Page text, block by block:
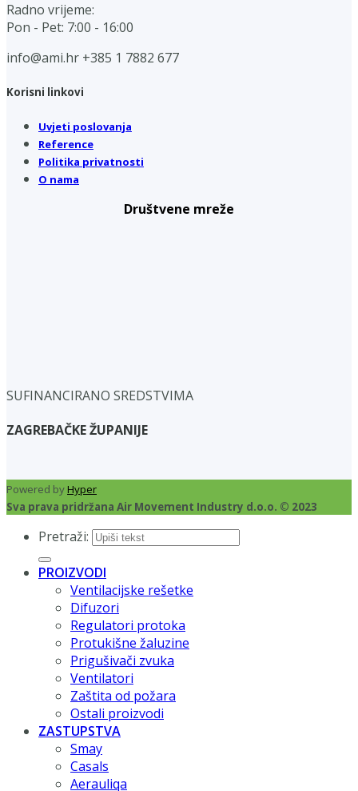
Radno vrijeme:
Pon - Pet: 7:00 - 16:00
info@ami.hr +385 1 7882 677
Korisni linkovi
Uvjeti poslovanja
Reference
Politika privatnosti
O nama
Društvene mreže
SUFINANCIRANO SREDSTVIMA
ZAGREBAČKE ŽUPANIJE
Powered byHyper
Sva prava pridržana Air Movement Industry d.o.o. © 2023
Pretraži:
PROIZVODI
Ventilacijske rešetke
Difuzori
Regulatori protoka
Protukišne žaluzine
Prigušivači zvuka
Ventilatori
Zaštita od požara
Ostali proizvodi
ZASTUPSTVA
Smay
Casals
Aerauliqa